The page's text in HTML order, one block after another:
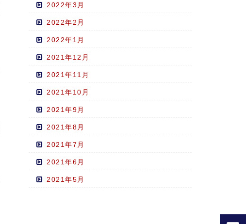
2022年3月
2022年2月
2022年1月
2021年12月
2021年11月
2021年10月
2021年9月
2021年8月
2021年7月
2021年6月
2021年5月